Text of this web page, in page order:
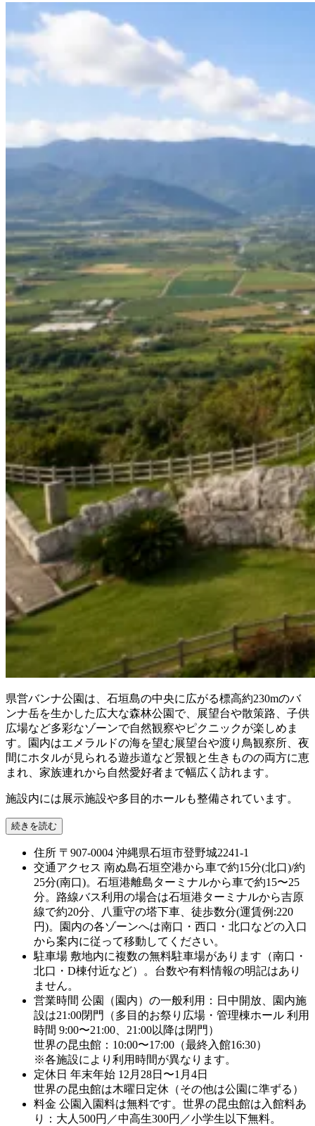
県営バンナ公園は、石垣島の中央に広がる標高約230mのバ
ンナ岳を生かした広大な森林公園で、展望台や散策路、子供
広場など多彩なゾーンで自然観察やピクニックが楽しめま
す。園内はエメラルドの海を望む展望台や渡り鳥観察所、夜
間にホタルが見られる遊歩道など景観と生きものの両方に恵
まれ、家族連れから自然愛好者まで幅広く訪れます。
施設内には展示施設や多目的ホールも整備されています。
続きを読む
住所 〒907-0004 沖縄県石垣市登野城2241-1
交通アクセス 南ぬ島石垣空港から車で約15分(北口)/約
25分(南口)。石垣港離島ターミナルから車で約15〜25
分。路線バス利用の場合は石垣港ターミナルから吉原
線で約20分、八重守の塔下車、徒歩数分(運賃例:220
円)。園内の各ゾーンへは南口・西口・北口などの入口
から案内に従って移動してください。
駐車場 敷地内に複数の無料駐車場があります（南口・
北口・D棟付近など）。台数や有料情報の明記はあり
ません。
営業時間 公園（園内）の一般利用：日中開放、園内施
設は21:00閉門（多目的お祭り広場・管理棟ホール 利用
時間 9:00〜21:00、21:00以降は閉門）
世界の昆虫館：10:00〜17:00（最終入館16:30）
※各施設により利用時間が異なります。
定休日 年末年始 12月28日〜1月4日
世界の昆虫館は木曜日定休（その他は公園に準ずる）
料金 公園入園料は無料です。世界の昆虫館は入館料あ
り：大人500円／中高生300円／小学生以下無料。